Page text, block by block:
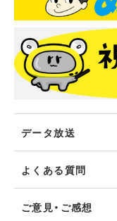
データ放送
よくある質問
ご意見・ご感想